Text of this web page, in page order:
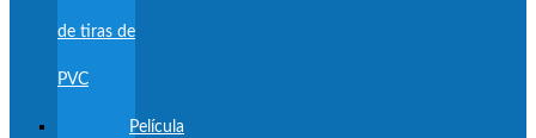
de tiras de
PVC
Película